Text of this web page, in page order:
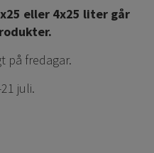
eller 4x25 liter går
på fredagar.
juli.